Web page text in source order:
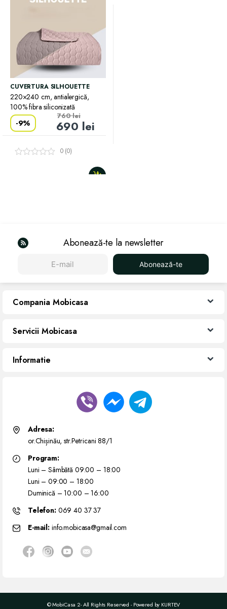
CUVERTURA SILHOUETTE
220×240 cm, antialergică,
100% fibra siliconizată
-9% 690 lei
760lei
0 (0)
Abonează-te la newsletter
Abonează-te
Compania Mobicasa
Servicii Mobicasa
Informatie
Adresa:
or.Chișinău, str.Petricani 88/1
Program:
Luni – Sâmbătă 09:00 – 18:00
Luni – 09:00 – 18:00
Duminică – 10:00 – 16:00
Telefon: 069 40 37 37
E-mail: info.mobicasa@gmail.com
© MobiCasa 2- All Rights Reserved - Powered by KURTEV